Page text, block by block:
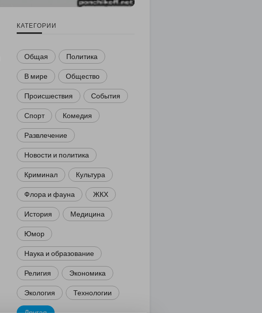
КАТЕГОРИИ
Общая Политика
В мире Общество
Происшествия События
Спорт Комедия
Развлечение
Новости и политика
Криминал Культура
Флора и фауна ЖКХ
История Медицина
Юмор
Наука и образование
Религия Экономика
Экология Технологии